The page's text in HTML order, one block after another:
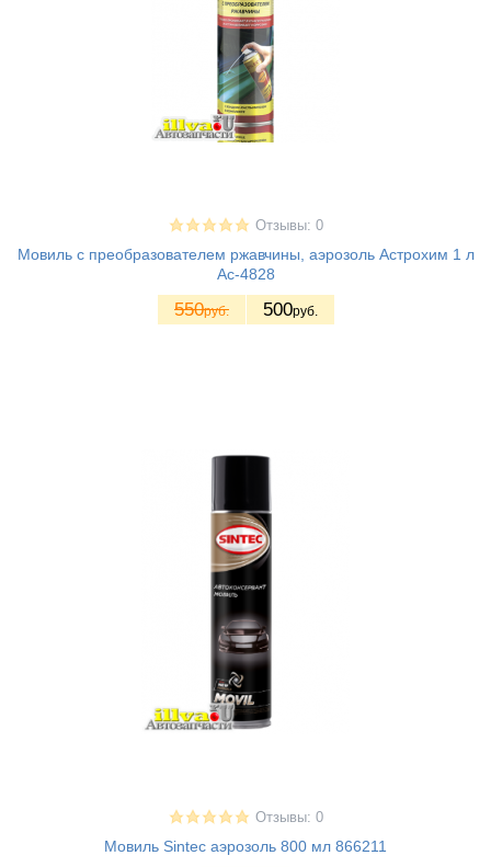
Отзывы: 0
Мовиль с преобразователем ржавчины, аэрозоль Астрохим 1 л
Ас-4828
550руб. 500руб.
Отзывы: 0
Мовиль Sintec аэрозоль 800 мл 866211